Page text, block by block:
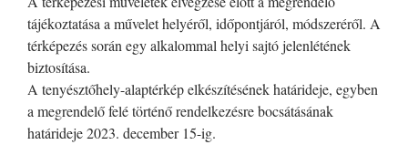
tájékoztatása a művelet helyéről, időpontjáról, módszeréről. A
térképezés során egy alkalommal helyi sajtó jelenlétének
biztosítása.
A tenyésztőhely-alaptérkép elkészítésének határideje, egyben
a megrendelő felé történő rendelkezésre bocsátásának
határideje 2023. december 15-ig.